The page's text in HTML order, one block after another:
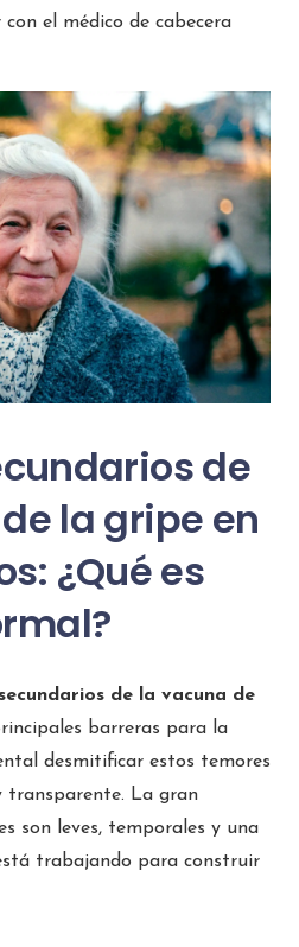
el médico de cabecera
de
la gripe en
¿Qué es
de la vacuna de
barreras para la
desmitificar estos temores
transparente. La gran
son leves, temporales y una
trabajando para construir